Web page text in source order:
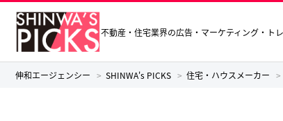
不動産・住宅業界の広告・マーケティング・ト
伸和エージェンシー SHINWA's PICKS 住宅・ハウスメーカー